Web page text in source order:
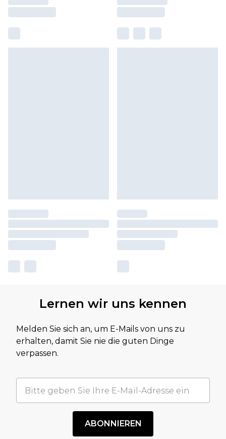
Lernen wir uns kennen
Melden Sie sich an, um E-Mails von uns zu
erhalten, damit Sie nie die guten Dinge
verpassen.
ABONNIEREN